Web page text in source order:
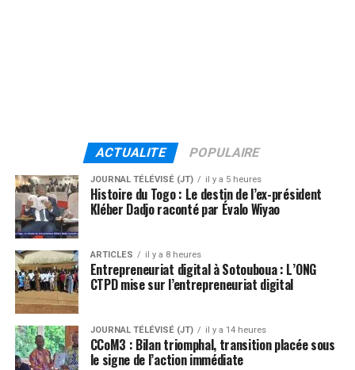
ACTUALITE POPULAIRE
JOURNAL TÉLÉVISÉ (JT) il y a 5 heures
Histoire du Togo : Le destin de l’ex-président
Kléber Dadjo raconté par Évalo Wiyao
ARTICLES il y a 8 heures
Entrepreneuriat digital à Sotouboua : L’ONG
CTPD mise sur l’entrepreneuriat digital
JOURNAL TÉLÉVISÉ (JT) il y a 14 heures
CCoM3 : Bilan triomphal, transition placée sous
le signe de l’action immédiate